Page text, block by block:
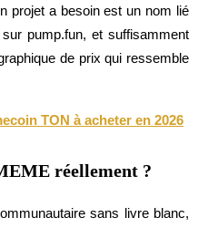
à terme
projet a besoin est un nom lié
pump.fun, et suffisamment
de prix qui ressemble
TON à acheter en 2026
réellement ?
sans livre blanc,